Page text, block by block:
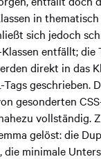
in
sich jedoch
entfällt; die
direkt in das
geschrieben.
gesonderten
vollständig.
gelöst: die
die minimale